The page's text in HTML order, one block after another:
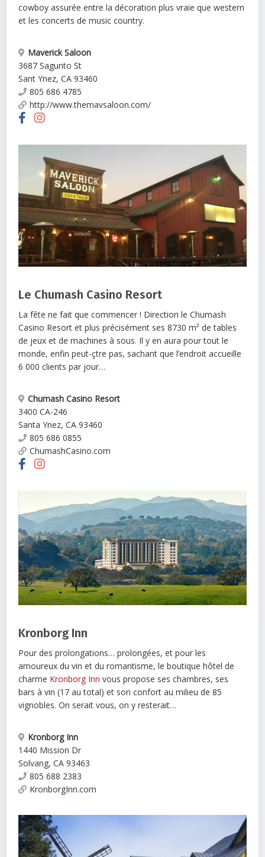
cowboy assurée entre la décoration plus vraie que western
et les concerts de music country.
Maverick Saloon
3687 Sagunto St
Sant Ynez, CA 93460
805 686 4785
http://www.themavsaloon.com/
Le Chumash Casino Resort
La fête ne fait que commencer ! Direction le Chumash
Casino Resort et plus précisément ses 8730 m² de tables
de jeux et de machines à sous. Il y en aura pour tout le
monde, enfin peut-çtre pas, sachant que l’endroit accueille
6 000 clients par jour…
Chumash Casino Resort
3400 CA-246
Santa Ynez, CA 93460
805 686 0855
ChumashCasino.com
Kronborg Inn
Pour des prolongations… prolongées, et pour les
amoureux du vin et du romantisme, le boutique hôtel de
charme Kronborg Inn vous propose ses chambres, ses
bars à vin (17 au total) et son confort au milieu de 85
vignobles. On serait vous, on y resterait…
Kronborg Inn
1440 Mission Dr
Solvang, CA 93463
805 688 2383
KronborgInn.com